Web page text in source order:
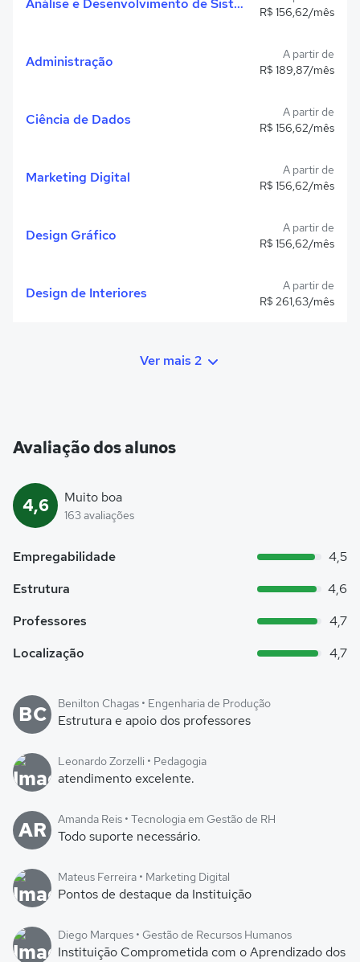
Análise e Desenvolvimento de Sistemas
R$ 156,62/mês
Administração
A partir de
R$ 189,87/mês
Ciência de Dados
A partir de
R$ 156,62/mês
Marketing Digital
A partir de
R$ 156,62/mês
Design Gráfico
A partir de
R$ 156,62/mês
Design de Interiores
A partir de
R$ 261,63/mês
Ver mais 2
Avaliação dos alunos
4,6 Muito boa
163 avaliações
Empregabilidade
4,5
Estrutura
4,6
Professores
4,7
Localização
4,7
BC Benilton Chagas • Engenharia de Produção
Estrutura e apoio dos professores
Leonardo Zorzelli • Pedagogia
atendimento excelente.
AR Amanda Reis • Tecnologia em Gestão de RH
Todo suporte necessário.
Mateus Ferreira • Marketing Digital
Pontos de destaque da Instituição
Diego Marques • Gestão de Recursos Humanos
Instituição Comprometida com o Aprendizado dos